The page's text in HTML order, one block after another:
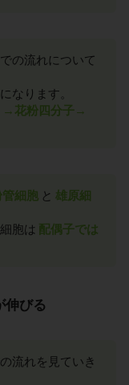
の流れについて
なります。
→花粉四分子→
管細胞 と 雄原細
胞は 配偶子では
伸びる
流れを見ていき